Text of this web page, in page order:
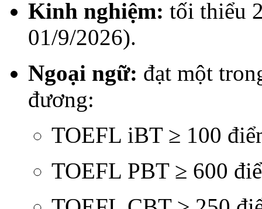
Kinh nghiệm: tối thiểu
01/9/2026).
Ngoại ngữ: đạt một
đương:
TOEFL iBT ≥ 100
TOEFL PBT ≥ 600